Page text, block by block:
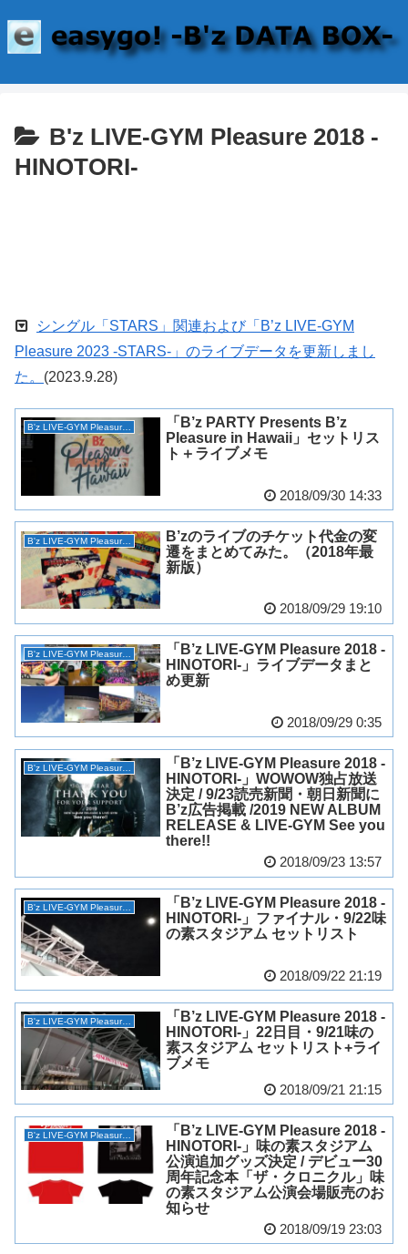
B'z LIVE-GYM Pleasure 2018 -
HINOTORI-
シングル「STARS」関連および「B’z LIVE-GYM
Pleasure 2023 -STARS-」のライブデータを更新しまし
た。 (2023.9.28)
B'z LIVE-GYM Pleasure 2018 -HINOTORI-
「B’z PARTY Presents B’z
Pleasure in Hawaii」セットリス
ト＋ライブメモ
2018/09/30 14:33
B'z LIVE-GYM Pleasure 2018 -HINOTORI-
B’zのライブのチケット代金の変
遷をまとめてみた。（2018年最
新版）
2018/09/29 19:10
B'z LIVE-GYM Pleasure 2018 -HINOTORI-
「B’z LIVE-GYM Pleasure 2018 -
HINOTORI-」ライブデータまと
め更新
2018/09/29 0:35
B'z LIVE-GYM Pleasure 2018 -HINOTORI-
「B’z LIVE-GYM Pleasure 2018 -
HINOTORI-」WOWOW独占放送
決定 / 9/23読売新聞・朝日新聞に
B’z広告掲載 /2019 NEW ALBUM
RELEASE & LIVE-GYM See you
there!!
2018/09/23 13:57
B'z LIVE-GYM Pleasure 2018 -HINOTORI-
「B’z LIVE-GYM Pleasure 2018 -
HINOTORI-」ファイナル・9/22味
の素スタジアム セットリスト
2018/09/22 21:19
B'z LIVE-GYM Pleasure 2018 -HINOTORI-
「B’z LIVE-GYM Pleasure 2018 -
HINOTORI-」22日目・9/21味の
素スタジアム セットリスト+ライ
ブメモ
2018/09/21 21:15
B'z LIVE-GYM Pleasure 2018 -HINOTORI-
「B’z LIVE-GYM Pleasure 2018 -
HINOTORI-」味の素スタジアム
公演追加グッズ決定 / デビュー30
周年記念本「ザ・クロニクル」味
の素スタジアム公演会場販売のお
知らせ
2018/09/19 23:03